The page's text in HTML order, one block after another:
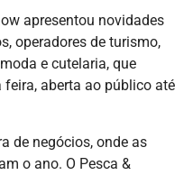
apresentou novidades
operadores de turismo,
e cutelaria, que
aberta ao público até
de negócios, onde as
o ano. O Pesca &